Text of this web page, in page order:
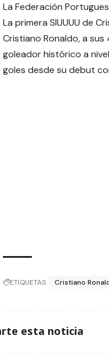
La Federación
La primera SIUUUU de
Cristiano Ronaldo, a sus
goleador histórico a
goles desde su debut
ETIQUETAS: Cristiano
esta noticia